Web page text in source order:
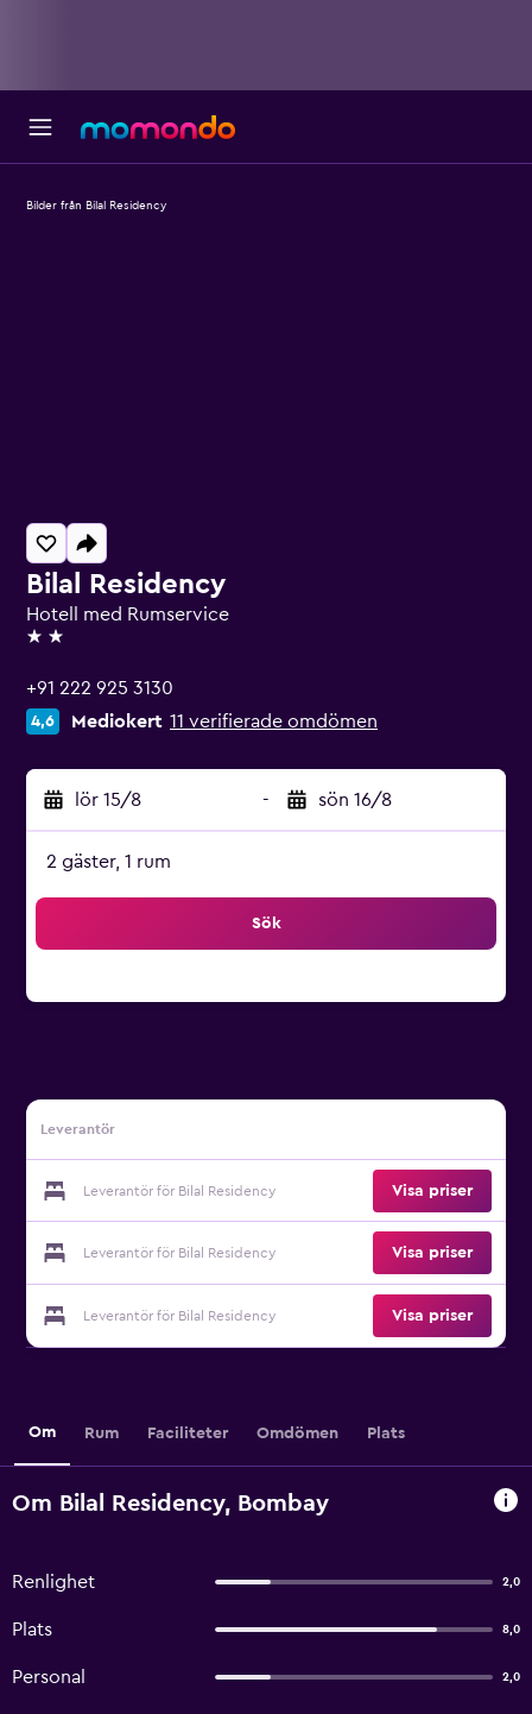
Bilal Residency
Hotell med Rumservice
2 stjärnor
+91 222 925 3130
4,6 Mediokert 11 verifierade omdömen
lör 15/8 - sön 16/8
2 gäster, 1 rum
Sök
Leverantör
Leverantör för Bilal Residency Visa priser
Leverantör för Bilal Residency Visa priser
Leverantör för Bilal Residency Visa priser
Bilder från Bilal Residency
Om Rum Faciliteter Omdömen Plats
Om Bilal Residency, Bombay
Renlighet 2,0
Plats 8,0
Personal 2,0